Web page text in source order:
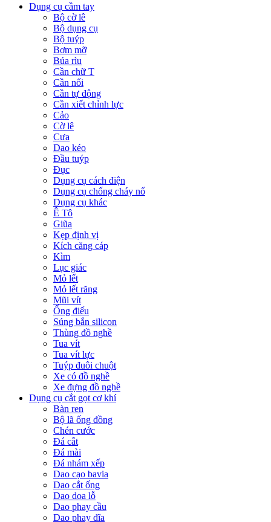
Dụng cụ cầm tay
Bộ cờ lê
Bộ dụng cụ
Bộ tuýp
Bơm mỡ
Búa rìu
Cần chữ T
Cần nối
Cần tự động
Cần xiết chỉnh lực
Cảo
Cờ lê
Cưa
Dao kéo
Đầu tuýp
Đục
Dụng cụ cách điện
Dụng cụ chống cháy nổ
Dụng cụ khác
Ê Tô
Giũa
Kẹp định vị
Kích căng cáp
Kìm
Lục giác
Mỏ lết
Mỏ lết răng
Mũi vít
Ống điếu
Súng bắn silicon
Thùng đồ nghề
Tua vít
Tua vít lực
Tuýp đuôi chuột
Xe có đồ nghề
Xe đựng đồ nghề
Dụng cụ cắt gọt cơ khí
Bàn ren
Bộ lã ống đồng
Chén cước
Đá cắt
Đá mài
Đá nhám xếp
Dao cạo bavia
Dao cắt ống
Dao doa lỗ
Dao phay cầu
Dao phay đĩa